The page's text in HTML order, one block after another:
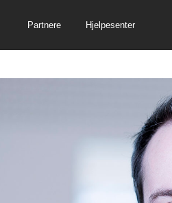
Partnere Hjelpesenter